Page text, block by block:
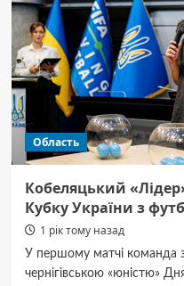
Область
Кобеляцький
Кубку України з
1 рік тому назад
У першому матчі команда
чернігівською «юністю»